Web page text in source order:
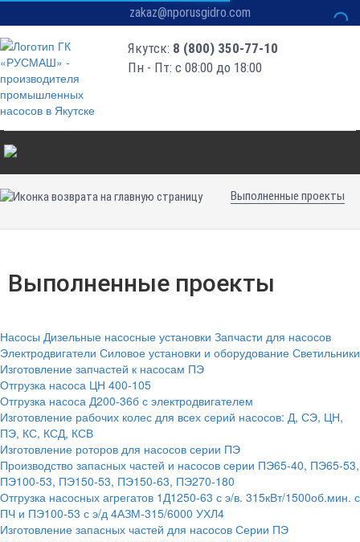
zakaz@nporusgidro.com
Якутск: 8 (800) 350-77-10
Пн - Пт: с 08:00 до 18:00
Выполненные проекты
Выполненные проекты
Насосы Дизельные насосные установки Запчасти для насосов
Электродвигатели Силовое установки и оборудование Светильники
Изготовление запчастей к насосам ПЭ
Отгрузка насоса ЦН 400-105
Отгрузка насоса Д200-36б с электродвигателем
Изготовление рабочих колес для всех серий насосов: Д, СЭ, ЦН,
ПЭ, КС, КСД, КСВ
Изготовление роторов для насосов серии ПЭ
Производство запасных частей и насосов серии ПЭ65-40, ПЭ65-53,
ПЭ100-53, ПЭ150-53, ПЭ150-63, ПЭ270-180
Отгрузка насосных агрегатов 1Д1250-63 с э/в. 315кВт/1500об.мин. с
ПЧ и ПЭ100-53 с э/д 4АЗМ-315/6000 УХЛ4
Изготовление запасных частей для насосов Серии ПЭ